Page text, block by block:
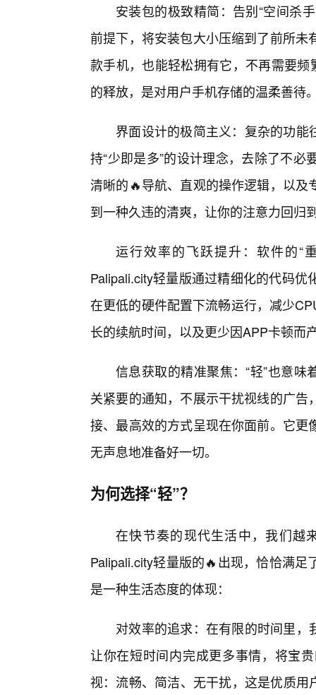
安装包的极致精简：告别“空间杀
前提下，将安装包大小压缩到了前所
款手机，也能轻松拥有它，不再需要
的释放，是对用户手机存储的温柔善待
界面设计的极简主义：复杂的功
持“少即是多”的设计理念，去除了不
清晰的🔥导航、直观的操作逻辑，以
到一种久违的清爽，让你的注意力回归
运行效率的飞跃提升：软件的“
Palipali.city轻量版通过精细化的代码
在更低的硬件配置下流畅运行，减少
长的续航时间，以及更少因APP卡顿而
信息获取的精准聚焦：“轻”也意
关紧要的通知，不展示干扰视线的广
接、最高效的方式呈现在你面前。它
无声息地准备好一切。
为何选择“轻”？
在快节奏的现代生活中，我们越
Palipali.city轻量版的🔥出现，恰恰满
是一种生活态度的体现：
对效率的追求：在有限的时间里
让你在短时间内完成更多事情，将宝
视：流畅、简洁、无干扰，这是优质